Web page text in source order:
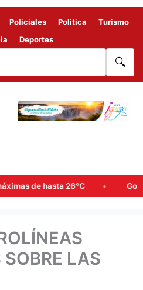
Policiales Politica
Turismo
Deportes
🔍
de hasta 26°C Goerling,
LAS